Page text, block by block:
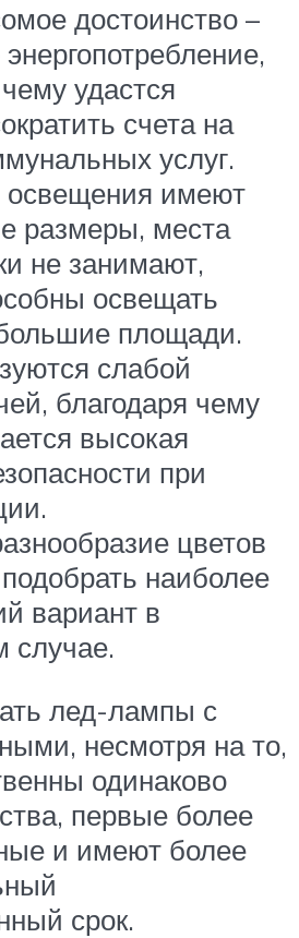
достоинство –
удастся
счета на
услуг.
освещения имеют
размеры, места
не занимают,
освещать
площади.
слабой
благодаря чему
высокая
при
цветов
наиболее
вариант в
случае.
лед-лампы с
несмотря на то,
одинаково
первые более
и имеют более
срок.